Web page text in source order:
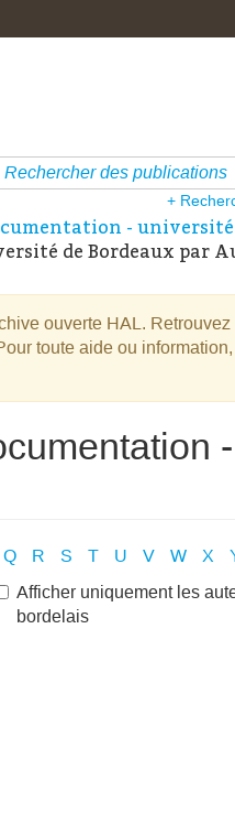
+
- université
de Bordeaux par
ouverte HAL.
toute aide ou
Q R S T U V W X
Afficher uniquement les
bordelais